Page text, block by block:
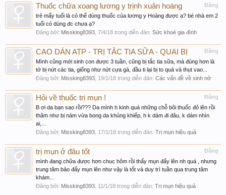
Đăng
Thuốc chữa xoang lương y trịnh xuân hoàng
trẻ mấy tuổi là có thể dùng thuốc của lương y Hoàng được ạ? bé nhà em 2
tuổi có dùng đc chưa ạ?
Đăng bởi: Missking8393 7/4/18 trong diễn đàn: Sức khoẻ gia đình
Đăng
CAO DÁN ATP - TRỊ TẮC TIA SỮA - QUAI BỊ
Mình cũng mới sinh con được 3 tuần, cũng bị tắc tia sữa, mà đúng hơn là
tớ bị nứt các tia, giống như nứt cựa gà, đầu ti lại bị to quá và thụt vao...
Đăng bởi: Missking8393 19/1/18 trong diễn đàn: Các vấn đề về sinh nở
Đăng
Hỏi về thuốc trị mụn !
B ơi da bạn sao rồi??? Da mình h kinh quá những chỗ bôi thuốc đỏ lên rồi
thâm như bị nám vừa bong da khủng khiếp, h k dám đi đâu, k dám nhìn
ai,...
Đăng bởi: Missking8393 17/1/18 trong diễn đàn: Trị mụn hiệu quả
Đăng
trị mụn ở đâu tốt
mình đang chữa được hơn chuc hôm rồi thấy mụn đẩy lên nh quá , nhưng
trung tâm bảo đẩy mụn lên như vậy là tốt và duy trì tuần qua trung tâm
khám...
Đăng bởi: Missking8393 11/1/18 trong diễn đàn: Trị mụn hiệu quả